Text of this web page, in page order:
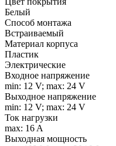
Белый
Способ монтажа
Встраиваемый
Материал корпуса
Пластик
Электрические
Входное напряжение
min: 12 V; max: 24 V
Выходное напряжение
min: 12 V; max: 24 V
Ток нагрузки
max: 16 A
Выходная мощность